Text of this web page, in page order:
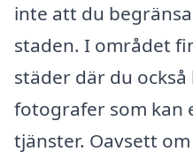
inte att du
staden. I området
städer där du
fotografer som kan
tjänster. Oavsett